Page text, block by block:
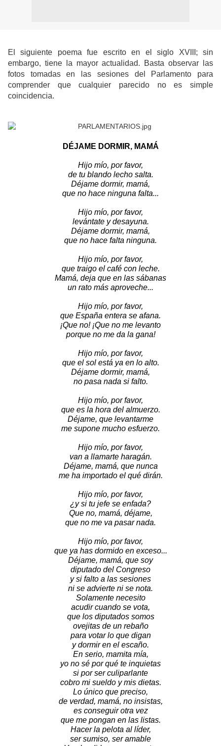
El siguiente poema fue escrito en el siglo XVIII; sin
embargo, tiene la mayor actualidad. Basta observar las
fotos tomadas en las sesiones del Parlamento para
comprender que cualquier parecido no es simple
coincidencia.
DÉJAME DORMIR, MAMÁ
Hijo mío, por favor,
de tu blando lecho salta.
Déjame dormir, mamá,
que no hace ninguna falta...
Hijo mío, por favor,
levántate y desayuna.
Déjame dormir, mamá,
que no hace falta ninguna.
Hijo mío, por favor,
que traigo el café con leche.
Mamá, deja que en las sábanas
un rato más aproveche...
Hijo mío, por favor,
que España entera se afana.
¡Que no! ¡Que no me levanto
porque no me da la gana!
Hijo mío, por favor,
que el sol está ya en lo alto.
Déjame dormir, mamá,
no pasa nada si falto.
Hijo mío, por favor,
que es la hora del almuerzo.
Déjame, que levantarme
me supone mucho esfuerzo.
Hijo mío, por favor,
van a llamarte haragán.
Déjame, mamá, que nunca
me ha importado el qué dirán.
Hijo mío, por favor,
¿y si tu jefe se enfada?
Que no, mamá, déjame,
que no me va pasar nada.
Hijo mío, por favor,
que ya has dormido en exceso...
Déjame, mamá, que soy
diputado del Congreso
y si falto a las sesiones
ni se advierte ni se nota.
Solamente necesito
acudir cuando se vota,
que los diputados somos
ovejitas de un rebaño
para votar lo que digan
y dormir en el escaño.
En serio, mamita mía,
yo no sé por qué te inquietas
si por ser culiparlante
cobro mi sueldo y mis dietas.
Lo único que preciso,
de verdad, mamá, no insistas,
es conseguir otra vez
que me pongan en las listas.
Hacer la pelota al líder,
ser sumiso, ser amable